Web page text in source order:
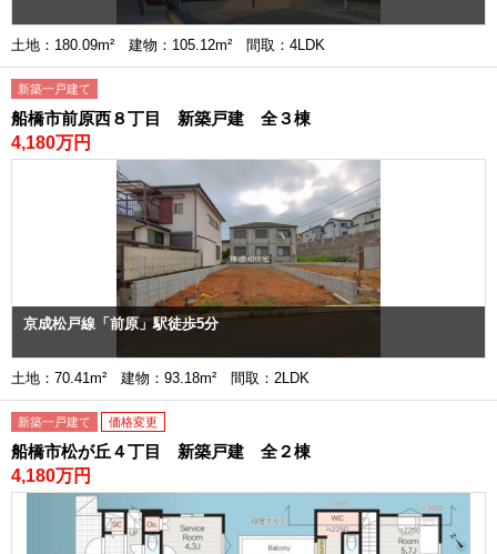
土地：180.09m² 建物：105.12m² 間取：4LDK
新築一戸建て
船橋市前原西８丁目 新築戸建 全３棟
4,180万円
京成松戸線「前原」駅徒歩5分
土地：70.41m² 建物：93.18m² 間取：2LDK
新築一戸建て 価格変更
船橋市松が丘４丁目 新築戸建 全２棟
4,180万円